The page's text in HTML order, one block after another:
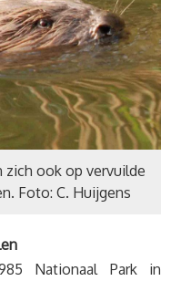
zich ook op vervuilde
Foto: C. Huijgens
Nationaal Park in